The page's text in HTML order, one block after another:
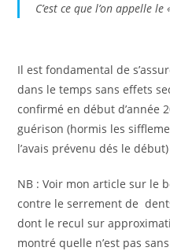
C’est ce que l’on appelle
Il est fondamental de
dans le temps sans effets
confirmé en début d’année
guérison (hormis les
l’avais prévenu dés le début)
NB : Voir mon article sur le
contre le serrement de
dont le recul sur
montré quelle n’est pas